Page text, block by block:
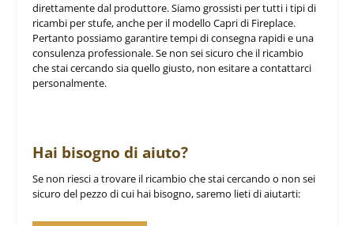
direttamente dal produttore. Siamo grossisti per tutti i tipi di
ricambi per stufe, anche per il modello Capri di Fireplace.
Pertanto possiamo garantire tempi di consegna rapidi e una
consulenza professionale. Se non sei sicuro che il ricambio
che stai cercando sia quello giusto, non esitare a contattarci
personalmente.
Hai bisogno di aiuto?
Se non riesci a trovare il ricambio che stai cercando o non sei
sicuro del pezzo di cui hai bisogno, saremo lieti di aiutarti: